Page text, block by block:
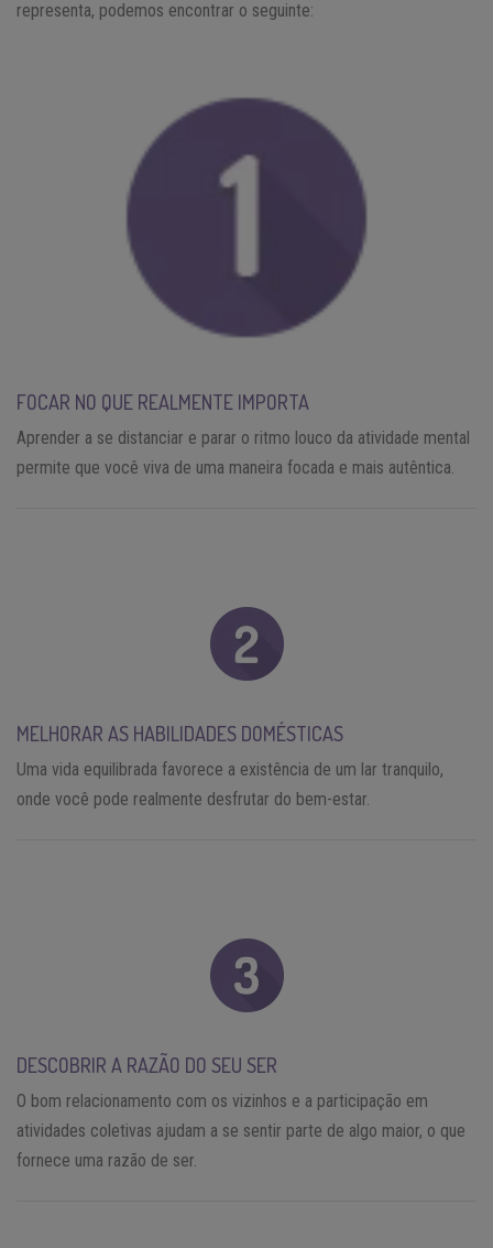
representa, podemos encontrar o seguinte:
FOCAR NO QUE REALMENTE IMPORTA
Aprender a se distanciar e parar o ritmo louco da atividade mental
permite que você viva de uma maneira focada e mais autêntica.
MELHORAR AS HABILIDADES DOMÉSTICAS
Uma vida equilibrada favorece a existência de um lar tranquilo,
onde você pode realmente desfrutar do bem-estar.
DESCOBRIR A RAZÃO DO SEU SER
O bom relacionamento com os vizinhos e a participação em
atividades coletivas ajudam a se sentir parte de algo maior, o que
fornece uma razão de ser.